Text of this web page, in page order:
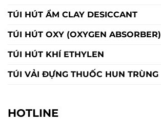
TÚI HÚT ẨM CLAY DESICCANT
TÚI HÚT OXY (OXYGEN ABSORBER)
TÚI HÚT KHÍ ETHYLEN
TÚI VẢI ĐỰNG THUỐC HUN TRÙNG
HOTLINE